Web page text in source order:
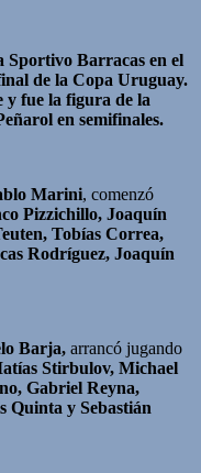
Sportivo Barracas en el
de la Copa Uruguay.
y fue la figura de la
en semifinales.
Marini, comenzó
Pizzichillo, Joaquín
Tobías Correa,
Rodríguez, Joaquín
Barja, arrancó jugando
Stirbulov, Michael
Gabriel Reyna,
Quinta y Sebastián